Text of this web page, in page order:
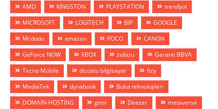
AMD
KİNGSTON PLAYSTATİON
trendyol
MİCROSOFT
LOGİTECH BİP
GOOGLE
Mcdodo
amazon POCO
CANON
GeForce NOW
XBOX zubizu
Garanti BBVA
Tecno Mobile
dizüstü bilgisayar
fizy
MediaTek
dynabook
Bulut teknolojileri
DOMAİN-HOSTİNG
getir Deezer
metaverse